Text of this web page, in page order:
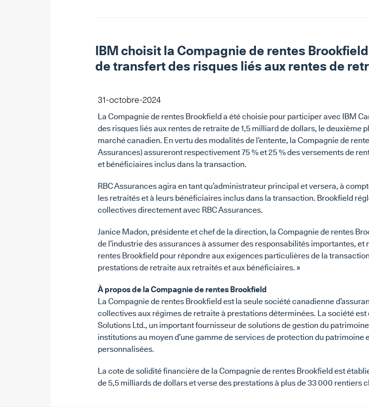
IBM choisit la Compagnie de rentes
de transfert des risques liés aux rentes de
31-octobre-2024
La Compagnie de rentes Brookfield a été choisie pour participer avec IBM
des risques liés aux rentes de retraite de 1,5 milliard de dollars, le
marché canadien. En vertu des modalités de l’entente, la Compagnie de
Assurances) assureront respectivement 75 % et 25 % des versements de
et bénéficiaires inclus dans la transaction.
RBC Assurances agira en tant qu’administrateur principal et versera, à
les retraités et à leurs bénéficiaires inclus dans la transaction. Brookfield
collectives directement avec RBC Assurances.
Janice Madon, présidente et chef de la direction, la Compagnie de rentes
de l’industrie des assurances à assumer des responsabilités importantes,
rentes Brookfield pour répondre aux exigences particulières de la
prestations de retraite aux retraités et aux bénéficiaires. »
À propos de la Compagnie de rentes Brookfield
La Compagnie de rentes Brookfield est la seule société canadienne
collectives aux régimes de retraite à prestations déterminées. La société
Solutions Ltd., un important fournisseur de solutions de gestion du
institutions au moyen d’une gamme de services de protection du
personnalisées.
La cote de solidité financière de la Compagnie de rentes Brookfield est
de 5,5 milliards de dollars et verse des prestations à plus de 33 000 rentiers